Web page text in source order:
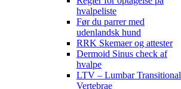
hvalpeliste
Før du parrer med
udenlandsk hund
RRK Skemaer og attester
Dermoid Sinus check af
hvalpe
LTV – Lumbar Transitional
Vertebrae